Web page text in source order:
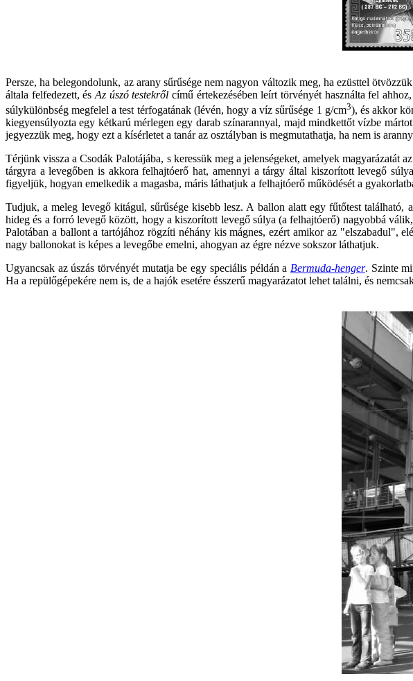
Persze, ha belegondolunk, az arany sűrűsége nem nagyon változik meg, ha ezüsttel
általa felfedezett, és Az úszó testekről című értekezésében leírt törvényét használta fel
súlykülönbség megfelel a test térfogatának (lévén, hogy a víz sűrűsége 1 g/cm3), és akkor
kiegyensúlyozta egy kétkarú mérlegen egy darab színarannyal, majd mindkettőt vízbe
jegyezzük meg, hogy ezt a kísérletet a tanár az osztályban is megmutathatja, ha nem is
Térjünk vissza a Csodák Palotájába, s keressük meg a jelenségeket, amelyek
tárgyra a levegőben is akkora felhajtóerő hat, amennyi a tárgy által kiszorított levegő
figyeljük, hogyan emelkedik a magasba, máris láthatjuk a felhajtóerő működését a
Tudjuk, a meleg levegő kitágul, sűrűsége kisebb lesz. A ballon alatt egy fűtőtest
hideg és a forró levegő között, hogy a kiszorított levegő súlya (a felhajtóerő) nagyobbá
Palotában a ballont a tartójához rögzíti néhány kis mágnes, ezért amikor az "elszabadul",
nagy ballonokat is képes a levegőbe emelni, ahogyan az égre nézve sokszor láthatjuk.
Ugyancsak az úszás törvényét mutatja be egy speciális példán a Bermuda-henger. Szinte
Ha a repülőgépekére nem is, de a hajók esetére ésszerű magyarázatot lehet találni, és